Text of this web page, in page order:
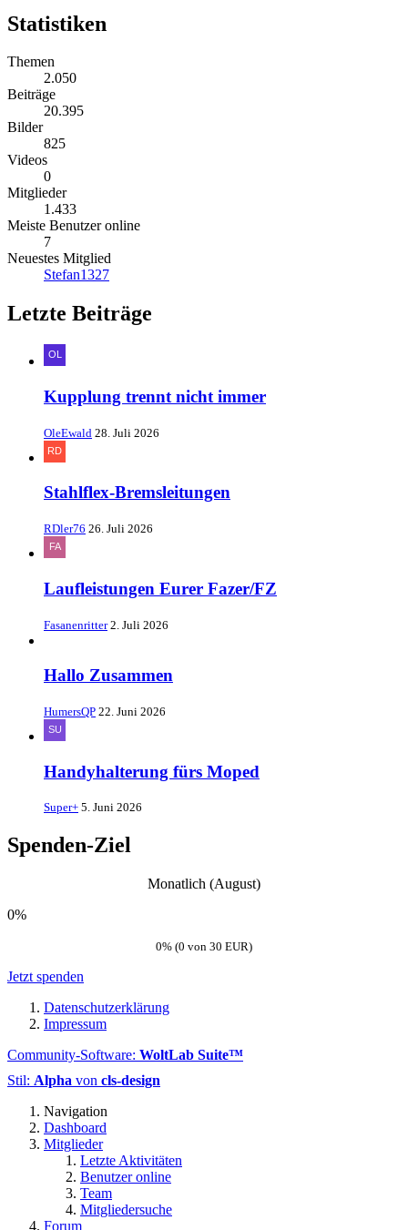
Statistiken
Themen
2.050
Beiträge
20.395
Bilder
825
Videos
0
Mitglieder
1.433
Meiste Benutzer online
7
Neuestes Mitglied
Stefan1327
Letzte Beiträge
Kupplung trennt nicht immer
OleEwald 28. Juli 2026
Stahlflex-Bremsleitungen
RDler76 26. Juli 2026
Laufleistungen Eurer Fazer/FZ
Fasanenritter 2. Juli 2026
Hallo Zusammen
HumersQP 22. Juni 2026
Handyhalterung fürs Moped
Super+ 5. Juni 2026
Spenden-Ziel
Monatlich (August)
0%
0% (0 von 30 EUR)
Jetzt spenden
Datenschutzerklärung
Impressum
Community-Software: WoltLab Suite™
Stil: Alpha von cls-design
Navigation
Dashboard
Mitglieder
Letzte Aktivitäten
Benutzer online
Team
Mitgliedersuche
Forum